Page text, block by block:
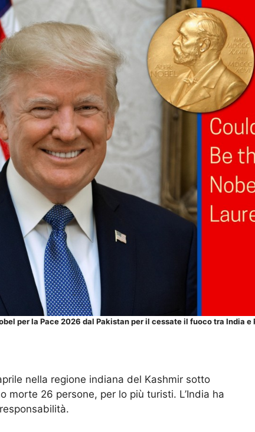
per la Pace 2026 dal Pakistan per il cessate il fuoco tra India e
nella regione indiana del Kashmir sotto
morte 26 persone, per lo più turisti. L’India ha